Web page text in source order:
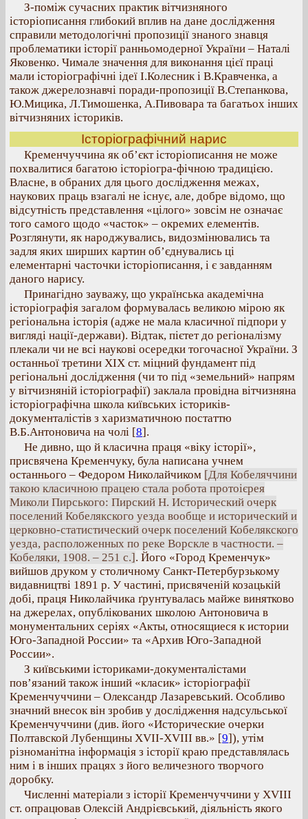
З-поміж сучасних практик вітчизняного
історіописання глибокий вплив на дане дослідження
справили методологічні пропозиції знаного знавця
проблематики історії ранньомодерної України – Наталі
Яковенко. Чимале значення для виконання цієї праці
мали історіографічні ідеї І.Колесник і В.Кравченка, а
також джерелознавчі поради-пропозиції В.Степанкова,
Ю.Мицика, Л.Тимошенка, А.Пивовара та багатьох інших
вітчизняних істориків.
Історіографічний нарис
Кременчуччина як об’єкт історіописання не може
похвалитися багатою історіогра-фічною традицією.
Власне, в обраних для цього дослідження межах,
наукових праць взагалі не існує, але, добре відомо, що
відсутність представлення «цілого» зовсім не означає
того самого щодо «часток» – окремих елементів.
Розглянути, як народжувались, видозмінювались та
задля яких ширших картин об’єднувались ці
елементарні часточки історіописання, і є завданням
даного нарису.
Принагідно зауважу, що українська академічна
історіографія загалом формувалась великою мірою як
регіональна історія (адже не мала класичної підпори у
вигляді нації-держави). Відтак, пієтет до регіоналізму
плекали чи не всі наукові осередки тогочасної України. З
останньої третини ХІХ ст. міцний фундамент під
регіональні дослідження (чи то під «земельний» напрям
у вітчизняній історіографії) заклала провідна вітчизняна
історіографічна школа київських істориків-
документалістів з харизматичною постаттю
В.Б.Антоновича на чолі [8].
Не дивно, що й класична праця «віку історії»,
присвячена Кременчуку, була написана учнем
останнього – Федором Николайчиком [Для Кобеляччини
такою класичною працею стала робота протоієрея
Миколи Пирського: Пирский Н. Исторический очерк
поселений Кобелякского уезда вообще и исторический и
церковно-статистический очерк поселений Кобелякского
уезда, расположенных по реке Ворскле в частности. –
Кобеляки, 1908. – 251 с.]. Його «Город Кременчук»
вийшов друком у столичному Санкт-Петербурзькому
видавництві 1891 р. У частині, присвяченій козацькій
добі, праця Николайчика ґрунтувалась майже винятково
на джерелах, опублікованих школою Антоновича в
монументальних серіях «Акты, относящиеся к истории
Юго-Западной России» та «Архив Юго-Западной
России».
З київськими істориками-документалістами
пов’язаний також інший «класик» історіографії
Кременчуччини – Олександр Лазаревський. Особливо
значний внесок він зробив у дослідження надсульської
Кременчуччини (див. його «Исторические очерки
Полтавской Лубенщины ХVII-XVIII вв.» [9]), утім
різноманітна інформація з історії краю представлялась
ним і в інших працях з його величезного творчого
доробку.
Численні матеріали з історії Кременчуччини у ХVIII
ст. опрацював Олексій Андрієвський, діяльність якого